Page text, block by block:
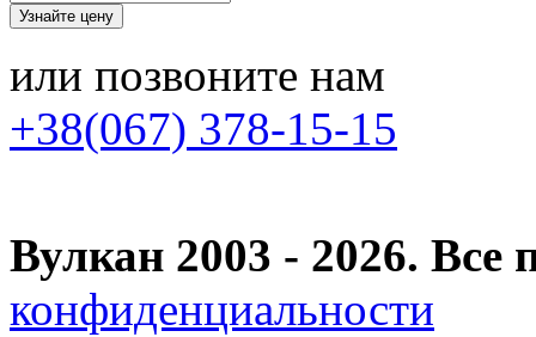
или позвоните нам
+38(067) 378-15-15
Вулкан 2003 - 2026.
конфиденциальности